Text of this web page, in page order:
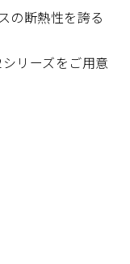
の断熱性を誇る
リーズをご用意